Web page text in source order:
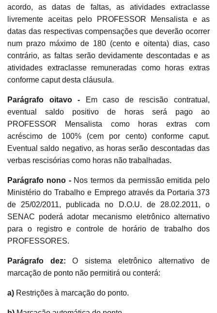
acordo, as datas de faltas, as atividades extraclasse
livremente aceitas pelo PROFESSOR Mensalista e as
datas das respectivas compensações que deverão ocorrer
num prazo máximo de 180 (cento e oitenta) dias, caso
contrário, as faltas serão devidamente descontadas e as
atividades extraclasse remuneradas como horas extras
conforme caput desta cláusula.
Parágrafo oitavo -
Em caso de rescisão contratual,
eventual saldo positivo de horas será pago ao
PROFESSOR Mensalista como horas extras com
acréscimo de 100% (cem por cento) conforme caput.
Eventual saldo negativo, as horas serão descontadas das
verbas rescisórias como horas não trabalhadas.
Parágrafo nono - Nos termos da permissão emitida pelo
Ministério do Trabalho e Emprego através da Portaria 373
de 25/02/2011, publicada no D.O.U. de 28.02.2011, o
SENAC poderá adotar mecanismo eletrônico alternativo
para o registro e controle de horário de trabalho dos
PROFESSORES.
Parágrafo dez:O sistema eletrônico alternativo de
marcação de ponto não permitirá ou conterá:
a) Restrições à marcação do ponto.